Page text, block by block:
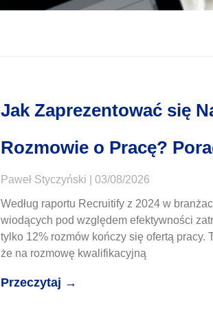
Jak Zaprezentować się
Rozmowie o Pracę?
Paweł Styczyński 03/08/2026
Według raportu Recruitify z 2024 w
wiodących pod względem efektywności
tylko 12% rozmów kończy się ofertą pracy.
że na rozmowę kwalifikacyjną
Przeczytaj →